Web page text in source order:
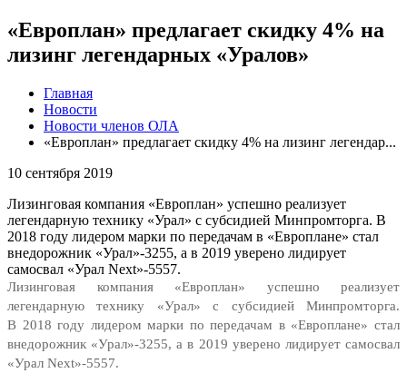
«Европлан» предлагает скидку 4% на
лизинг легендарных «Уралов»
Главная
Новости
Новости членов ОЛА
«Европлан» предлагает скидку 4% на лизинг легендар...
10 сентября 2019
Лизинговая компания «Европлан» успешно реализует
легендарную технику «Урал» с субсидией Минпромторга. В
2018 году лидером марки по передачам в «Европлане» стал
внедорожник «Урал»-3255, а в 2019 уверено лидирует
самосвал «Урал Next»-5557.
Лизинговая компания «Европлан» успешно реализует
легендарную технику «Урал» с субсидией Минпромторга.
В 2018 году лидером марки по передачам в «Европлане» стал
внедорожник «Урал»-3255, а в 2019 уверено лидирует самосвал
«Урал Next»-5557.